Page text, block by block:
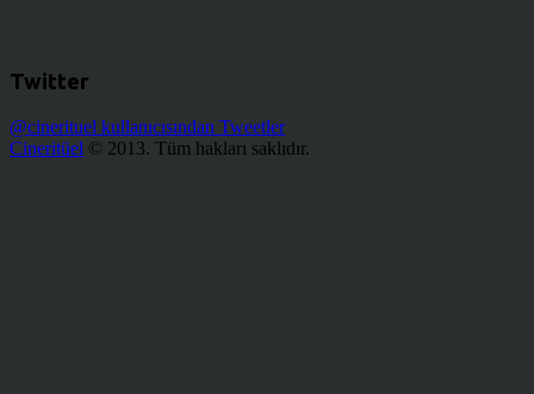
Twitter
@cinerituel kullanıcısından Tweetler
Cineritüel © 2013. Tüm hakları saklıdır.